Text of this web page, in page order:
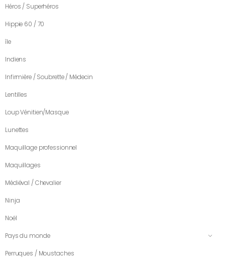
Héros / Superhéros
Hippie 60 / 70
île
Indiens
Infirmière / Soubrette / Médecin
Lentilles
Loup Vénitien/Masque
Lunettes
Maquillage professionnel
Maquillages
Médiéval / Chevalier
Ninja
Noël
Pays du monde
Perruques / Moustaches